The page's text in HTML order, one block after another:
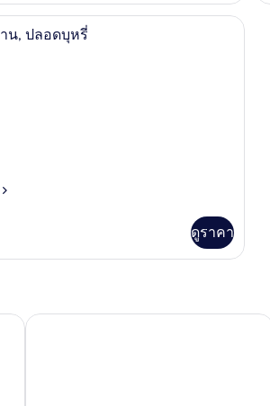
ผ้านวมขนเป็ด, โต๊ะทำงาน, Wi-Fi ฟรี, ผ้
น, ปลอดบุหรี่
ดูราคา
เอพีเอ โฮเทล ซัปโปโร ซุซุกิโนะ เอกินิชิ